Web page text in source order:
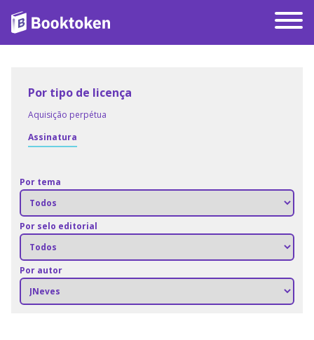
Por tipo de licença
Aquisição perpétua
Assinatura
Por tema
Por selo editorial
Por autor